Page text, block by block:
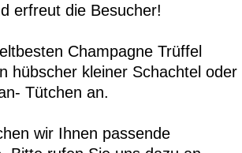
erfreut die Besucher!
Champagne Trüffel
hübscher kleiner Schachtel oder
Tütchen an.
wir Ihnen passende